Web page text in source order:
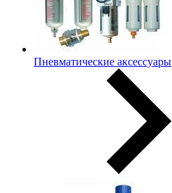
Пневматические аксессуары